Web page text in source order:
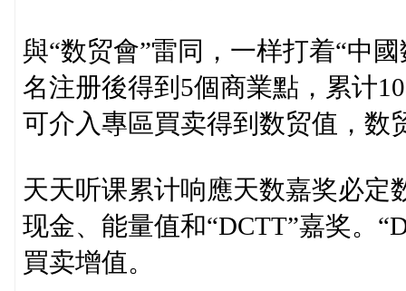
與“数贸會”雷同，一样打着“中
名注册後得到5個商業點，累计
可介入專區買卖得到数贸值，数
天天听课累计响應天数嘉奖必定
现金、能量值和“DCTT”嘉奖。
買卖增值。